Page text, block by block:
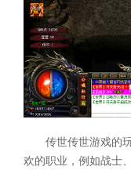
传世传世游戏的
欢的职业，例如战士